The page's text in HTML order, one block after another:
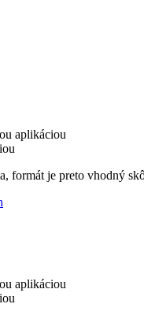
aplikáciou
formát je preto vhodný
aplikáciou